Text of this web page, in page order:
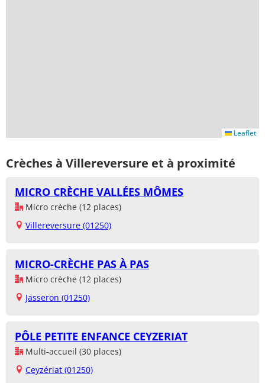
Leaflet
Crèches à Villereversure et à proximité
MICRO CRÈCHE VALLÉES MÔMES
Micro crèche (12 places)
Villereversure (01250)
MICRO-CRÈCHE PAS À PAS
Micro crèche (12 places)
Jasseron (01250)
PÔLE PETITE ENFANCE CEYZERIAT
Multi-accueil (30 places)
Ceyzériat (01250)